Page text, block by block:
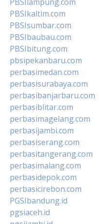
PBSIkaltim.com
PBSIsumbar.com
PBSIbaubau.com
PBSIbitung.com
pbsipekanbaru.com
perbasimedan.com
perbasisurabaya.com
perbasibanjarbaru.com
perbasiblitar.com
perbasimagelang.com
perbasijambi.com
perbasiserang.com
perbasitangerang.com
perbasimalang.com
perbasidepok.com
perbasicirebon.com
PGSIbandung.id
pgsiaceh.id